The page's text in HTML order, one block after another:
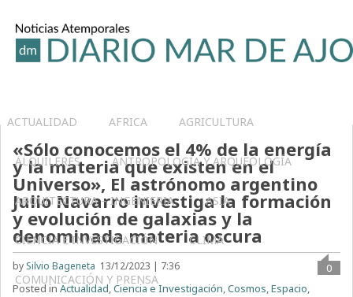
ACTUALIDAD AFRICA AGRICULTURA
ALQUILERES ANTROPOLOGÍA Y ARQUEOLOGÍA
ARQUITECTURA – INGENIERIA ASIA
CIENCIA E INVESTIGACIÓN CLIMA
COMUNICACIÓN Y PRENSA
«Sólo conocemos el 4% de la energía
y la materia que existen en el
Universo», El astrónomo argentino
Julio Navarro investiga la formación
y evolución de galaxias y la
denominada materia oscura
by Silvio Bageneta 13/12/2023 | 7:36
0
Posted inActualidad,Ciencia e Investigación,Cosmos, Espacio,